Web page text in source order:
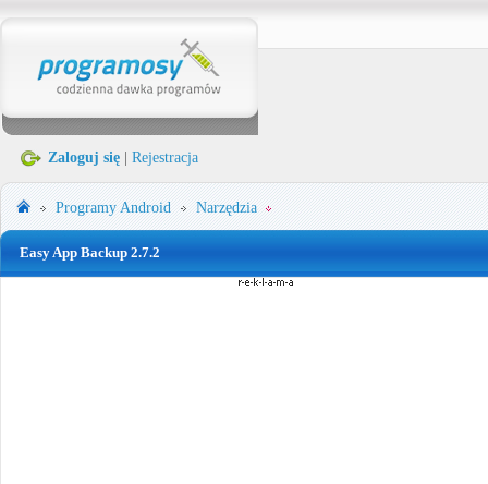
Zaloguj się Rejestracja
ProgramyAndroid Narzędzia
Easy App Backup 2.7.2